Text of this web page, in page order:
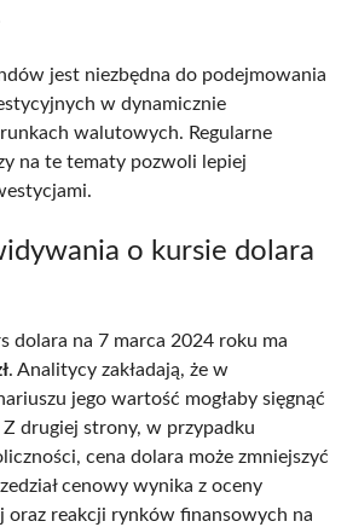
jest niezbędna do podejmowania
w dynamicznie
walutowych. Regularne
na te tematy pozwoli lepiej
o kursie dolara
dolara na 7 marca 2024 roku ma
. Analitycy zakładają, że w
jego wartość mogłaby sięgnąć
Z drugiej strony, w przypadku
cena dolara może zmniejszyć
cenowy wynika z oceny
oraz reakcji rynków finansowych na